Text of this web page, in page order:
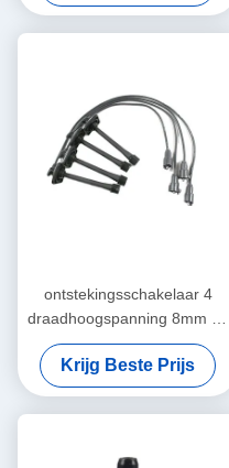
ontstekingsschakelaar 4
draadhoogspanning 8mm de
kabel van de de
separatorontsteking van de
bougiedraad de terminal van
het bedradingsdiagram voor
Krijg Beste Prijs